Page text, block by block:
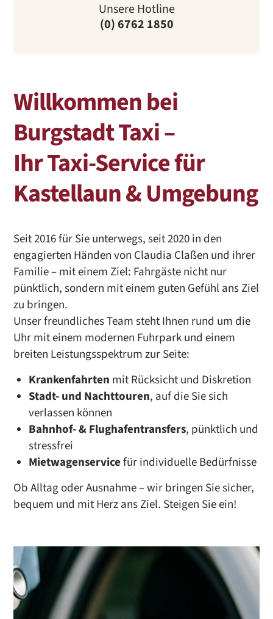
Unsere Hotline
(0) 6762 1850
Willkommen bei
Burgstadt Taxi –
Ihr Taxi-Service für
Kastellaun & Umgebung
Seit 2016 für Sie unterwegs, seit 2020 in den
engagierten Händen von Claudia Claßen und ihrer
Familie – mit einem Ziel: Fahrgäste nicht nur
pünktlich, sondern mit einem guten Gefühl ans Ziel
zu bringen.
Unser freundliches Team steht Ihnen rund um die
Uhr mit einem modernen Fuhrpark und einem
breiten Leistungsspektrum zur Seite:
Krankenfahrten mit Rücksicht und Diskretion
Stadt- und Nachttouren, auf die Sie sich
verlassen können
Bahnhof- & Flughafentransfers, pünktlich und
stressfrei
Mietwagenservicefür individuelle Bedürfnisse
Ob Alltag oder Ausnahme – wir bringen Sie sicher,
bequem und mit Herz ans Ziel. Steigen Sie ein!